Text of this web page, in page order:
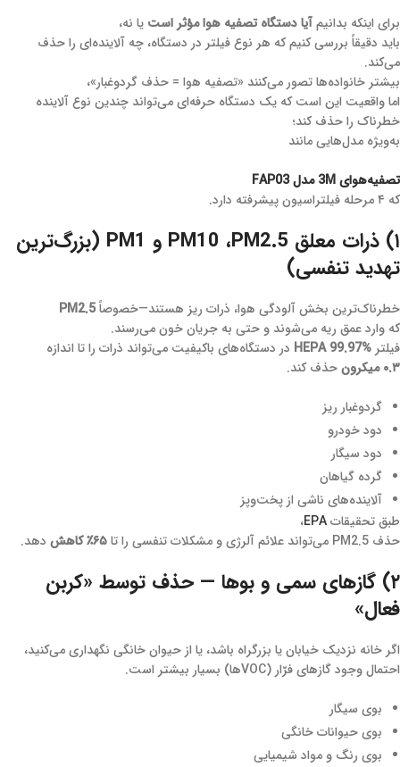
برای اینکه بدانیمآیا دستگاه تصفیه هوا مؤثر است یا نه،
باید دقیقاً بررسی کنیم که هر نوع فیلتر در دستگاه، چه آلاینده‌ای را حذف
می‌کند.
بیشتر خانواده‌ها تصور می‌کنند «تصفیه هوا = حذف گردوغبار»،
اما واقعیت این است که یک دستگاه حرفه‌ای می‌تواند چندین نوع آلاینده
خطرناک را حذف کند؛
به‌ویژه مدل‌هایی مانند
تصفیه‌هوای 3M مدل FAP03
که ۴ مرحله فیلتراسیون پیشرفته دارد.
۱) ذرات معلق PM10 ،PM2.5 و PM1 (بزرگ‌ترین
تهدید تنفسی)
خطرناک‌ترین بخش آلودگی هوا، ذرات ریز هستند—خصوصاًPM2.5
که وارد عمق ریه می‌شوند و حتی به جریان خون می‌رسند.
فیلتر HEPA 99.97% در دستگاه‌های باکیفیت می‌تواند ذرات را تا اندازه
۰.۳ میکرون
حذف کند.
گردوغبار ریز
دود خودرو
دود سیگار
گرده گیاهان
آلاینده‌های ناشی از پخت‌وپز
طبق تحقیقاتEPA،
حذف PM2.5 می‌تواند علائم آلرژی و مشکلات تنفسی را تا
۶۵٪ کاهش دهد.
۲) گازهای سمی و بوها — حذف توسط «کربن
فعال»
اگر خانه نزدیک خیابان یا بزرگراه باشد، یا از حیوان خانگی نگهداری می‌کنید،
احتمال وجود گازهای فرّار (VOCها) بسیار بیشتر است.
بوی سیگار
بوی حیوانات خانگی
بوی رنگ و مواد شیمیایی